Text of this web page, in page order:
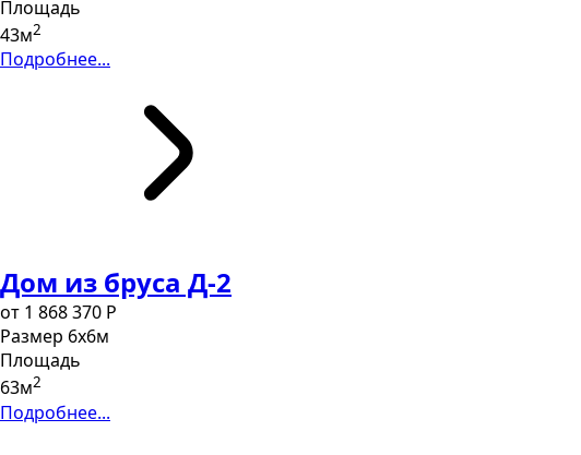
Площадь
43м2
Подробнее...
Дом из бруса Д-2
от 1 868 370 P
Размер 6х6м
Площадь
63м2
Подробнее...